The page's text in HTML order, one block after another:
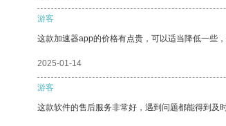
游客
这款加速器app的价格有点贵，可以适当降低一些，
2025-01-14
游客
这款软件的售后服务非常好，遇到问题都能得到及时